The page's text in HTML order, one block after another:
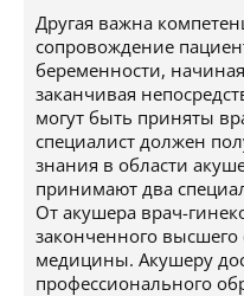
Другая важна
сопровождение
беременности,
заканчивая
могут быть приняты
специалист должен
знания в области
принимают два
От акушера врач-
законченного высшего
медицины. Акушеру
профессионального